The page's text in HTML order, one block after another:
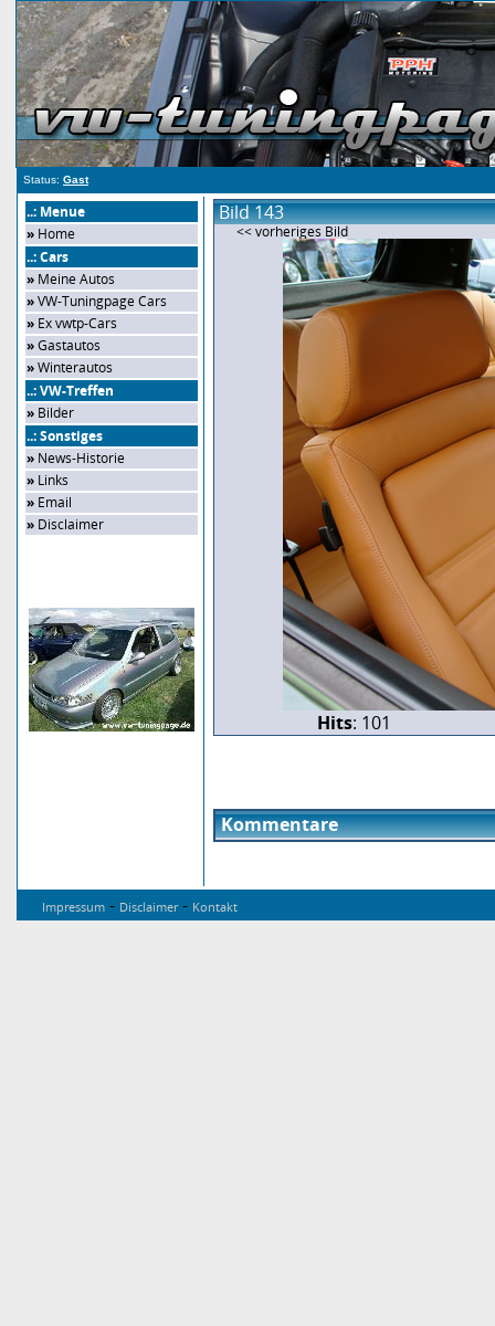
Status: Gast
..: Menue
» Home
..: Cars
» Meine Autos
»VW-Tuningpage Cars
» Ex vwtp-Cars
»Gastautos
»Winterautos
..: VW-Treffen
» Bilder
..: Sonstiges
» News-Historie
» Links
» Email
» Disclaimer
Bild 143
<< vorheriges Bild
Hits: 101
Kommentare
Impressum - Disclaimer- Kontakt